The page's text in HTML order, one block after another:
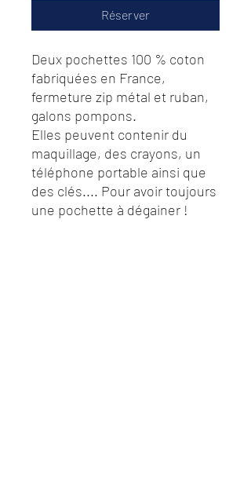
Réserver
Deux pochettes 100 % coton
fabriquées en France,
fermeture zip métal et ruban,
galons pompons.
Elles peuvent contenir du
maquillage, des crayons, un
téléphone portable ainsi que
des clés.... Pour avoir toujours
une pochette à dégainer !